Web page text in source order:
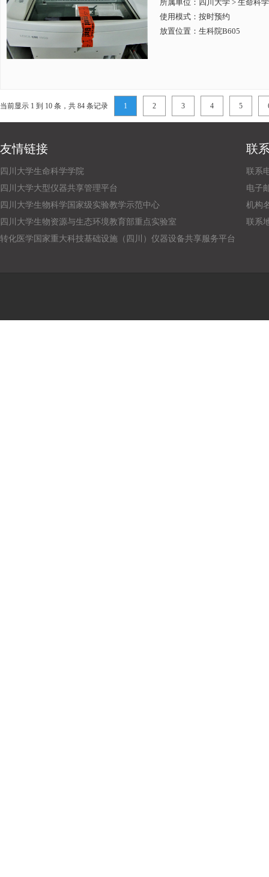
所属单位： 四川大学 > 生命科
使用模式：按时预约
放置位置：生科院B605
当前显示 1 到 10 条，共 84 条记录 1 2 3 4 5
友情链接
四川大学生命科学学院
四川大学大型仪器共享管理平台
四川大学生物科学国家级实验教学示范中心
四川大学生物资源与生态环境教育部重点实验室
转化医学国家重大科技基础设施（四川）仪器设备共享服务平台
联
联系
电子
机构
联系